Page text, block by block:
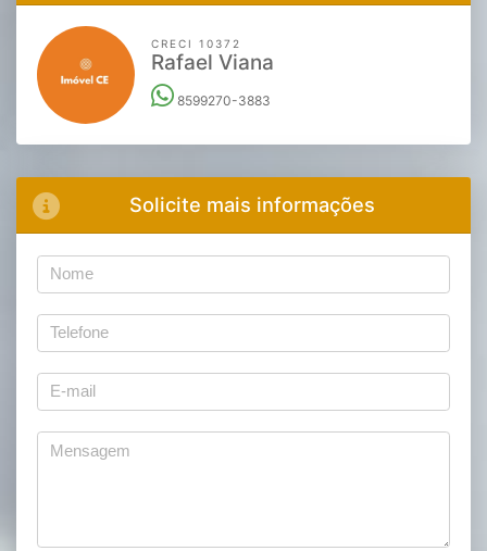
CRECI 10372
Rafael Viana
8599270-3883
Solicite mais informações